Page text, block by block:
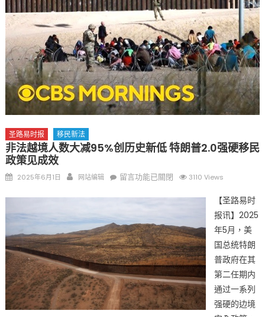
合作 Peter Raven 博士逝世 享年89岁
一晃三十年，初夏又相逢。中华日，等你来赴约 —— 密苏里植物
园“中华日三十周年特别报道（五）
筝声与琴韵交汇：刘励(Li Statler)与钢琴家Darek演绎一场古筝
与钢琴的精彩对话
圣路易时报 移民新法
非法越境人数大减95%创历史新低 特朗普2.0强硬移民
政策见成效
Posted
2025年6月1日 Author
网站编辑
在
境
人
数
大
减
95%
创
留言功能已關閉 3110 Views
【圣路易时
报讯】2025
年5月，美
国总统特朗
普政府在其
第二任期内
通过一系列
强硬的边境